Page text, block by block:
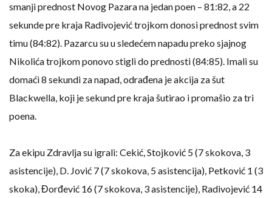
smanji prednost Novog Pazara na jedan poen – 81:82, a 22
sekunde pre kraja Radivojević trojkom donosi prednost svim
timu (84:82). Pazarcu su u sledećem napadu preko sjajnog
Nikolića trojkom ponovo stigli do prednosti (84:85). Imali su
domaći 8 sekundi za napad, odrađena je akcija za šut
Blackwella, koji je sekund pre kraja šutirao i promašio za tri
poena.
Za ekipu Zdravlja su igrali: Cekić, Stojković 5 (7 skokova, 3
asistencije), D. Jović 7 (7 skokova, 5 asistencija), Petković 1 (3
skoka), Đorđević 16 (7 skokova, 3 asistencije), Radivojević 14